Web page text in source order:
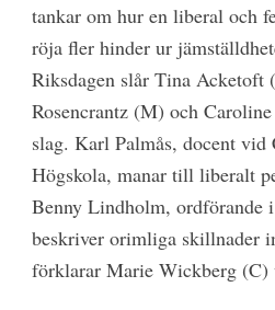
tankar om hur en liberal och
röja fler hinder ur
Riksdagen slår Tina Acketoft
Rosencrantz (M) och
slag. Karl Palmås, docent vid
Högskola, manar till liberalt
Benny Lindholm, ordförande
beskriver orimliga skillnader
förklarar Marie Wickberg (C)